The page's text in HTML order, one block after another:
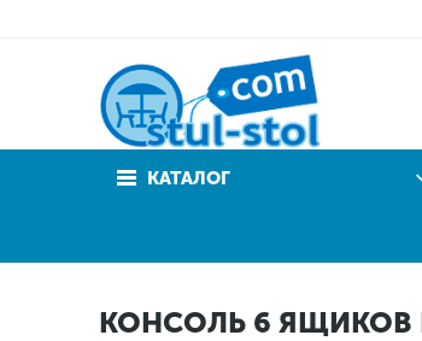
КАТАЛОГ
КОНСОЛЬ 6 ЯЩИКОВ